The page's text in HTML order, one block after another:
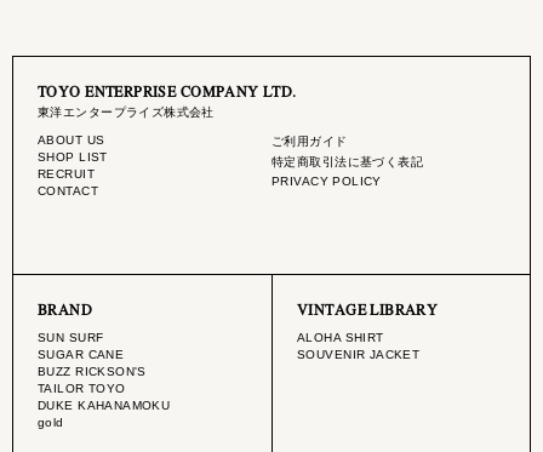
TOYO ENTERPRISE COMPANY LTD.
東洋エンタープライズ株式会社
ABOUT US
SHOP LIST
RECRUIT
CONTACT
ご利用ガイド
特定商取引法に基づく表記
PRIVACY POLICY
BRAND
SUN SURF
SUGAR CANE
BUZZ RICKSON'S
TAILOR TOYO
DUKE KAHANAMOKU
gold
VINTAGE LIBRARY
ALOHA SHIRT
SOUVENIR JACKET